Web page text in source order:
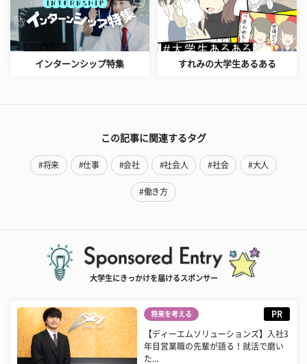
インターンシップ特集 すれみの大学生あるある
この記事に関連するタグ
#将来 #仕事 #会社 #社会人 #社会 #大人
#働き方
大学生にきっかけを届けるスポンサー
将来を考える PR
【ディーエムソリューションズ】入社3
年目営業職の先輩が語る！就活で磨い
た...